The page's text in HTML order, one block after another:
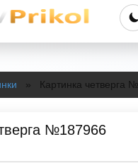
» Картинка четверга
№187966